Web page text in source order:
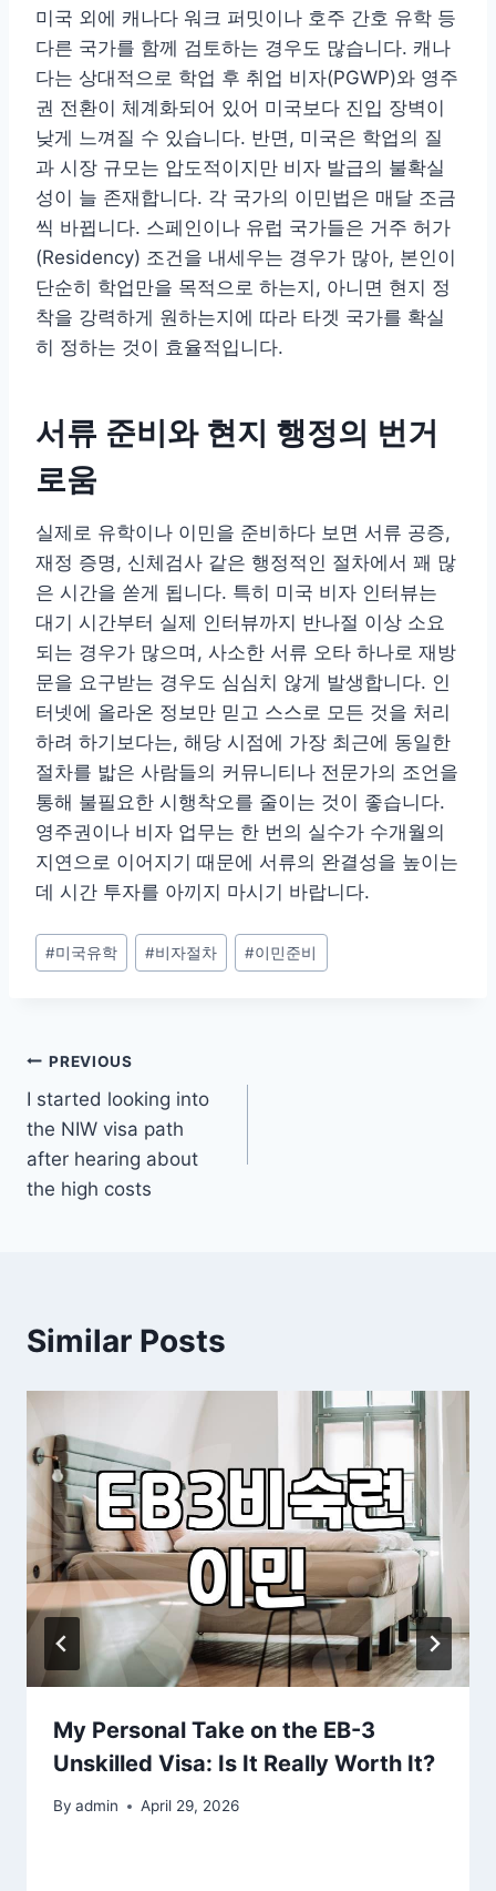
미국 외에 캐나다 워크 퍼밋이나 호주 간호 유학 등
다른 국가를 함께 검토하는 경우도 많습니다. 캐나
다는 상대적으로 학업 후 취업 비자(PGWP)와 영주
권 전환이 체계화되어 있어 미국보다 진입 장벽이
낮게 느껴질 수 있습니다. 반면, 미국은 학업의 질
과 시장 규모는 압도적이지만 비자 발급의 불확실
성이 늘 존재합니다. 각 국가의 이민법은 매달 조금
씩 바뀝니다. 스페인이나 유럽 국가들은 거주 허가
(Residency) 조건을 내세우는 경우가 많아, 본인이
단순히 학업만을 목적으로 하는지, 아니면 현지 정
착을 강력하게 원하는지에 따라 타겟 국가를 확실
히 정하는 것이 효율적입니다.
서류 준비와 현지 행정의 번거
로움
실제로 유학이나 이민을 준비하다 보면 서류 공증,
재정 증명, 신체검사 같은 행정적인 절차에서 꽤 많
은 시간을 쏟게 됩니다. 특히 미국 비자 인터뷰는
대기 시간부터 실제 인터뷰까지 반나절 이상 소요
되는 경우가 많으며, 사소한 서류 오타 하나로 재방
문을 요구받는 경우도 심심치 않게 발생합니다. 인
터넷에 올라온 정보만 믿고 스스로 모든 것을 처리
하려 하기보다는, 해당 시점에 가장 최근에 동일한
절차를 밟은 사람들의 커뮤니티나 전문가의 조언을
통해 불필요한 시행착오를 줄이는 것이 좋습니다.
영주권이나 비자 업무는 한 번의 실수가 수개월의
지연으로 이어지기 때문에 서류의 완결성을 높이는
데 시간 투자를 아끼지 마시기 바랍니다.
Post
Tags:
#미국유학 #비자절차 #이민준비
Post
navigation
PREVIOUS
I started looking into
the NIW visa path
after hearing about
the high costs
Similar Posts
My Personal Take on the EB-3
Unskilled Visa: Is It Really Worth It?
By admin April 29, 2026